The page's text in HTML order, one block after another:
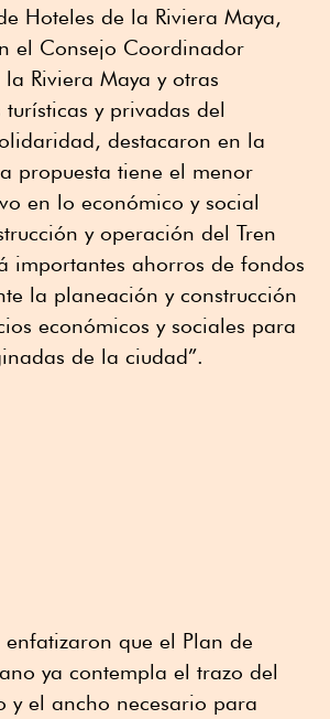
Hoteles de la Riviera Maya,
el Consejo Coordinador
Riviera Maya y otras
y privadas del
destacaron en la
propuesta tiene el menor
en lo económico y social
y operación del Tren
importantes ahorros de fondos
la planeación y construcción
económicos y sociales para
de la ciudad”.
enfatizaron que el Plan de
ya contempla el trazo del
y el ancho necesario para